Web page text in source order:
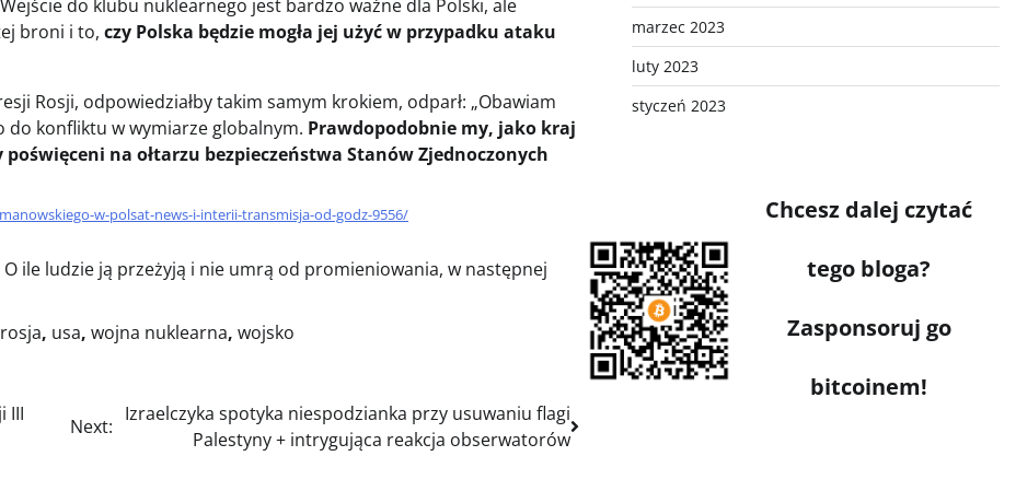
do klubu nuklearnego jest bardzo ważne dla Polski, ale
broni i to, czy Polska będzie mogła jej użyć w przypadku ataku
Rosji, odpowiedziałby takim samym krokiem, odparł: „Obawiam
do konfliktu w wymiarze globalnym. Prawdopodobnie my, jako kraj
na ołtarzu bezpieczeństwa Stanów Zjednoczonych
w-polsat-news-i-interii-transmisja-od-godz-9556/
ile ludzie ją przeżyją i nie umrą od promieniowania, w następnej
rosja, usa, wojna nuklearna, wojsko
III
Next:
Izraelczyka spotyka niespodzianka przy usuwaniu flagi
Palestyny + intrygująca reakcja obserwatorów
marzec 2023
luty 2023
styczeń 2023
Chcesz dalej czytać
tego bloga?
Zasponsoruj go
bitcoinem!